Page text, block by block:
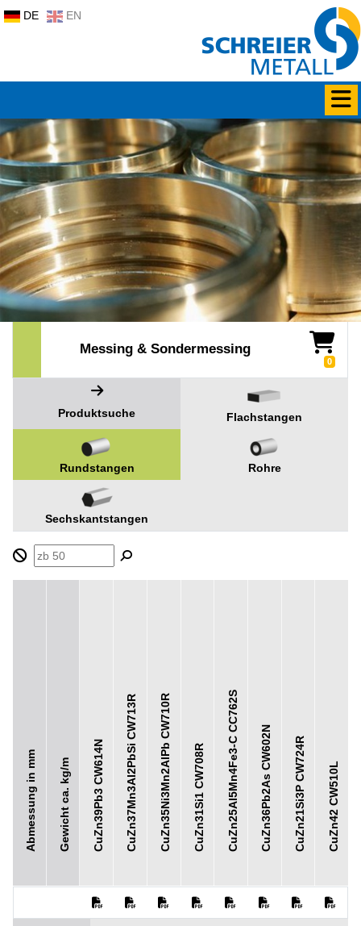
DE EN
Messing & Sondermessing
0
Produktsuche Flachstangen
Rundstangen Rohre
Sechskantstangen
Abmessung in mm Gewicht ca. kg/m CuZn39Pb3
CW614N CuZn37Mn3Al2PbSi
CW713R
CuZn35Ni3Mn2AlPb
CW710R
CuZn31Si1
CW708R CuZn25Al5Mn4Fe3-C
CC762S
CuZn36Pb2As
CW602N
CuZn21Si3P
CW724R
CuZn42
CW510L